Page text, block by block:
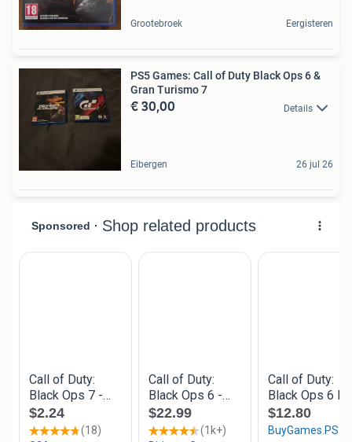
Grootebroek Eergisteren
PS5 Games: Call of Duty Black Ops 6 &
Gran Turismo 7
€ 30,00 Details
Eibergen 26 jul 26